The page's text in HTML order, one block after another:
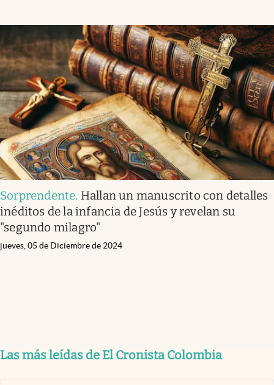
Sorprendente. Hallan un manuscrito con detalles
inéditos de la infancia de Jesús y revelan su
"segundo milagro"
jueves, 05 de Diciembre de 2024
Las más leídas de El Cronista Colombia